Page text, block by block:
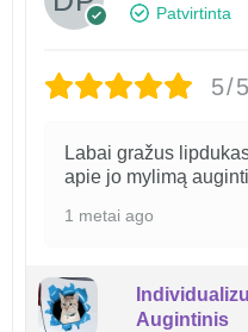
Patvirtinta
5/5
Labai gražus
apie jo mylimą
1 metai ago
Augintinis